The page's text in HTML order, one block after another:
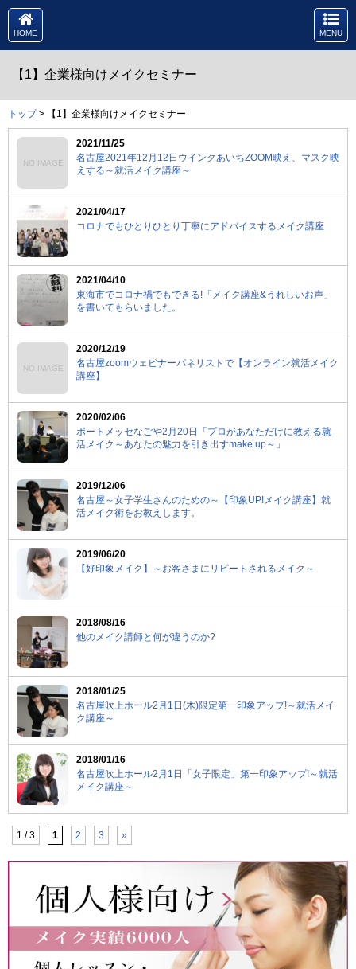
HOME MENU
【1】企業様向けメイクセミナー
トップ> 【1】企業様向けメイクセミナー
2021/11/25
名古屋2021年12月12日ウインクあいちZOOM映え、マスク映
えする～就活メイク講座～
NO IMAGE
2021/04/17
コロナでもひとりひとり丁寧にアドバイスするメイク講座
2021/04/10
東海市でコロナ禍でもできる!「メイク講座&うれしいお声」
を書いてもらいました。
2020/12/19
名古屋zoomウェビナーパネリストで【オンライン就活メイク
講座】
NO IMAGE
2020/02/06
ポートメッセなごや2月20日「プロがあなただけに教える就
活メイク～あなたの魅力を引き出すmake up～」
2019/12/06
名古屋～女子学生さんのための～【印象UP!メイク講座】就
活メイク術をお教えします。
2019/06/20
【好印象メイク】～お客さまにリピートされるメイク～
2018/08/16
他のメイク講師と何が違うのか?
2018/01/25
名古屋吹上ホール2月1日(木)限定第一印象アップ!～就活メイ
ク講座～
2018/01/16
名古屋吹上ホール2月1日「女子限定」第一印象アップ!～就活
メイク講座～
1 / 3 1 2 3 »